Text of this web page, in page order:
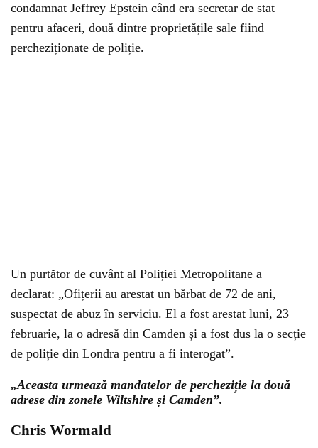
condamnat Jeffrey Epstein când era secretar de stat
pentru afaceri, două dintre proprietățile sale fiind
percheziționate de poliție.
Un purtător de cuvânt al Poliției Metropolitane a
declarat: „Ofițerii au arestat un bărbat de 72 de ani,
suspectat de abuz în serviciu. El a fost arestat luni, 23
februarie, la o adresă din Camden și a fost dus la o secție
de poliție din Londra pentru a fi interogat”.
„Aceasta urmează mandatelor de percheziție la două
adrese din zonele Wiltshire și Camden”.
Chris Wormald